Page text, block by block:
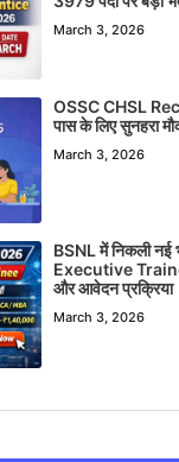
March 3, 2026
OSSC CHSL
पास के लिए सुनहरा
March 3, 2026
BSNL में निकली
Executive
और आवेदन प्रक्रिया
March 3, 2026